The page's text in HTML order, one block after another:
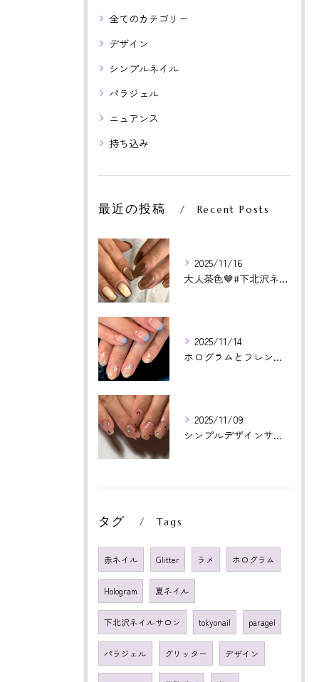
全てのカテゴリー
デザイン
シンプルネイル
パラジェル
ニュアンス
持ち込み
最近の投稿 Recent Posts
2025/11/16
大人茶色🤎#下北沢ネイル#paragel#パラジェル#下北沢...
2025/11/14
ホログラムとフレンチ相性よかった😊いつもありがとうございます...
2025/11/09
シンプルデザインサンプルより！カラフルストーン🤩❤️いつもあ...
タグ Tags
赤ネイル Glitter ラメ ホログラム
Hologram 夏ネイル
下北沢ネイルサロン tokyonail paragel
パラジェル グリッター デザイン